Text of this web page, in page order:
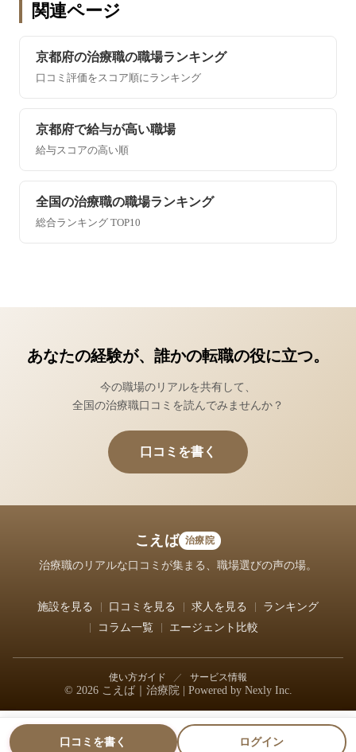
関連ページ
京都府の治療職の職場ランキング
口コミ評価をスコア順にランキング
京都府で給与が高い職場
給与スコアの高い順
全国の治療職の職場ランキング
総合ランキング TOP10
口コミを書く ログイン
あなたの経験が、誰かの転職の役に立つ。
今の職場のリアルを共有して、
全国の治療職口コミを読んでみませんか？
口コミを書く
こえば 治療院
治療職のリアルな口コミが集まる、職場選びの声の場。
施設を見る 口コミを見る 求人を見る
ランキング
コラム一覧
エージェント比較
使い方ガイド ／ サービス情報
© 2026 こえば｜治療院 | Powered by Nexly Inc.